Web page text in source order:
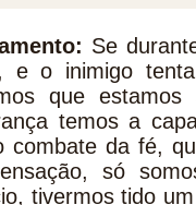
Se
e o inimigo
que
temos a
combate da fé,
só
tivermos tido